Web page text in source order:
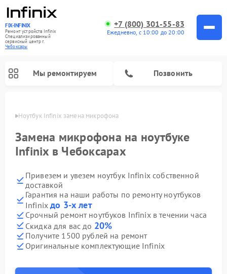
FIX-INFINIX
Ремонт устройств Infinix
Специализированный
cервисный центр г.
Чебоксары
+7 (800) 301-55-83
Ежедневно, с 10:00 до 20:00
Мы ремонтируем Позвонить
Ноутбук Infinix замена микрофона
Замена микрофона на ноутбуке
Infinix в Чебоксарах
Привезем и увезем ноутбук Infinix собственной
доставкой
Гарантия на наши работы по ремонту ноутбуков
Infinixдо 3-х лет
Срочный ремонт ноутбуков Infinix в течении часа
Скидка для вас до 20%
Получите 1500 рублей на ремонт
Оригинальные комплектующие Infinix